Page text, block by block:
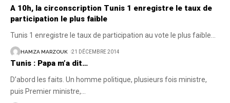
A 10h, la circonscription Tunis 1 enregistre le taux de
participation le plus faible
Tunis 1 enregistre le taux de participation au vote le plus faible…
HAMZA MARZOUK 21 DÉCEMBRE 2014
Tunis : Papa m’a dit…
D’abord les faits. Un homme politique, plusieurs fois ministre,
puis Premier ministre,…